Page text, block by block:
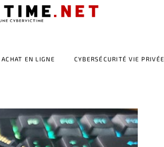
EN LIGNE
CYBERSÉCURITÉ VIE PRIVÉE